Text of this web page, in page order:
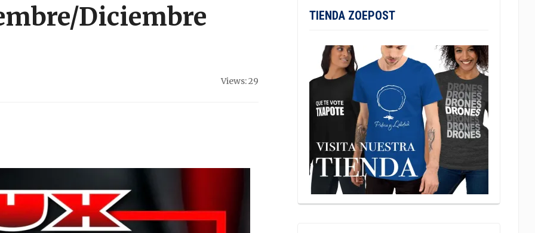
Diciembre
Views: 29
TIENDA ZOEPOST